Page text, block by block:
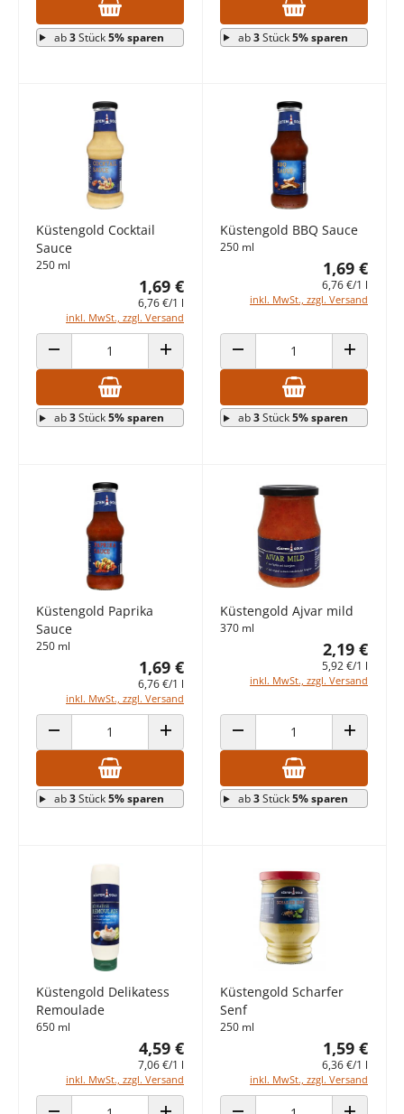
ab3Stück5% sparen ab3Stück5% sparen
Küstengold Cocktail
Sauce
250 ml
1,69 €
6,76 €/1 l
inkl. MwSt., zzgl. Versand
ANZAHL VERRINGERN ANZAHL ERHÖHEN
ab3Stück5% sparen
Küstengold BBQ Sauce
250 ml
1,69 €
6,76 €/1 l
inkl. MwSt., zzgl. Versand
ANZAHL VERRINGERN ANZAHL
ab3Stück5% sparen
Küstengold Paprika
Sauce
250 ml
1,69 €
6,76 €/1 l
inkl. MwSt., zzgl. Versand
ANZAHL VERRINGERN ANZAHL ERHÖHEN
ab3Stück5% sparen
Küstengold Ajvar mild
370 ml
2,19 €
5,92 €/1 l
inkl. MwSt., zzgl. Versand
ANZAHL VERRINGERN ANZAHL
ab3Stück5% sparen
Küstengold Delikatess
Remoulade
650 ml
4,59 €
7,06 €/1 l
inkl. MwSt., zzgl. Versand
Küstengold Scharfer
Senf
250 ml
1,59 €
6,36 €/1 l
inkl. MwSt., zzgl. Versand